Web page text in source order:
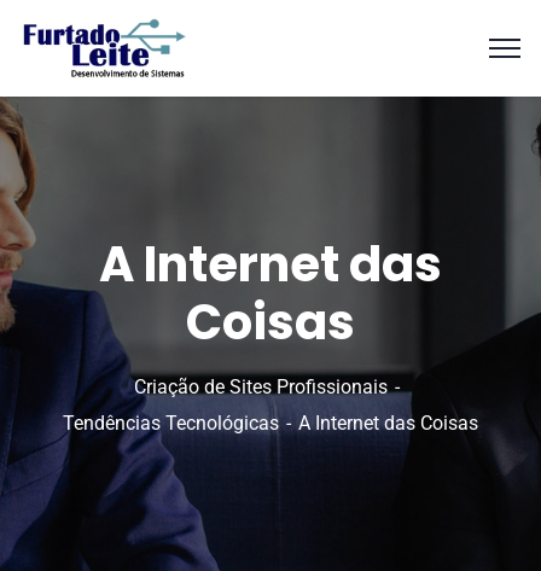
A Internet das
Coisas
Criação de Sites Profissionais
Tendências Tecnológicas
A Internet das Coisas